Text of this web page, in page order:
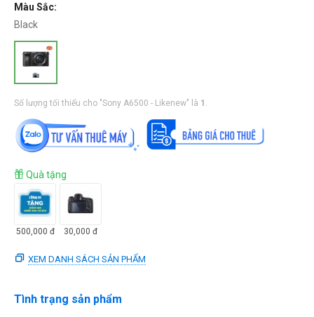
Màu Sắc:
Black
Số lượng tối thiểu cho "Sony A6500 - Likenew" là 1
Quà tặng
500,000 đ 30,000 đ
XEM DANH SÁCH SẢN PHẨM
Tình trạng sản phẩm